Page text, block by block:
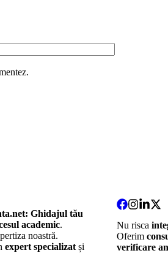
Ghidajul tău
academic.
noastră.
expert specializatși
Nu risca
Oferim
verificare